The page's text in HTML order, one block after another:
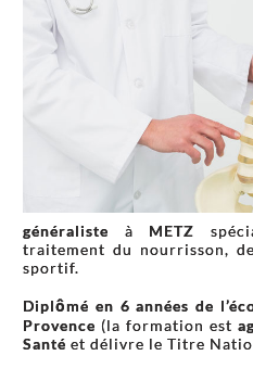
−
généraliste à METZ
traitement du nourrisson,
sportif.
Diplômé en 6 années de
Provence (la formation est
Santé et délivre le Titre